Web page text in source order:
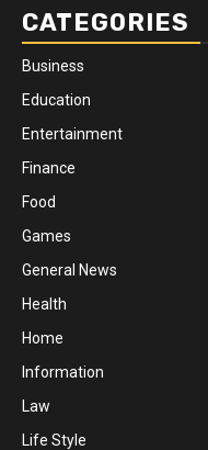
CATEGORIES
Business
Education
Entertainment
Finance
Food
Games
General News
Health
Home
Information
Law
Life Style